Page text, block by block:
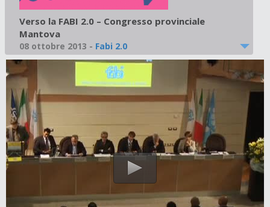
Verso la FABI 2.0 – Congresso provinciale
Mantova
08 ottobre 2013 - Fabi 2.0